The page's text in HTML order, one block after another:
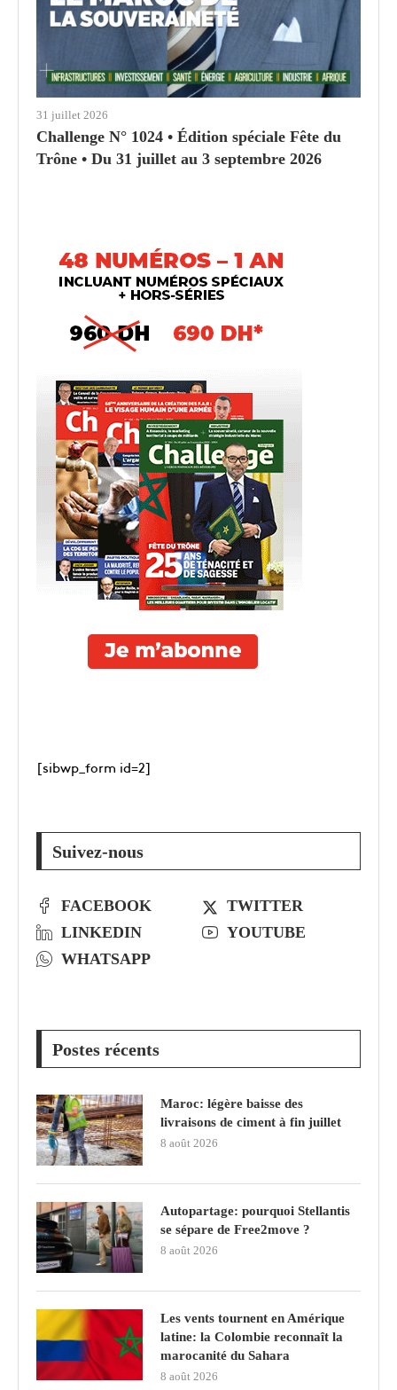
31 juillet 2026
Challenge N° 1024 • Édition spéciale Fête du
Trône • Du 31 juillet au 3 septembre 2026
[sibwp_form id=2]
Suivez-nous
FACEBOOK
TWITTER
LINKEDIN
YOUTUBE
WHATSAPP
Postes récents
Maroc: légère baisse des
livraisons de ciment à fin juillet
8 août 2026
Autopartage: pourquoi Stellantis
se sépare de Free2move ?
8 août 2026
Les vents tournent en Amérique
latine: la Colombie reconnaît la
marocanité du Sahara
8 août 2026